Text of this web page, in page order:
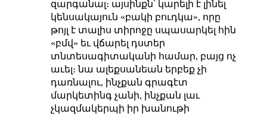
զարգանալ։ այսինքն՝ կարելի է լինել
կենսակայուն «բակի բուդկա», որը
թոյլ է տալիս տիրոջը սպասարկել հին
«բմվ» եւ վճարել դստեր
տնտեսագիտականի համար, բայց ոչ
աւել։ նա ալեքսանեան երբեք չի
դառնալու, ինչքան գրագէտ
մարկետինգ չանի, ինչքան լաւ
չկազմակերպի իր խանութի